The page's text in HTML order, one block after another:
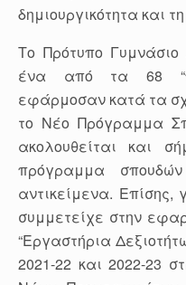
δημιουργικότητα και
Το Πρότυπο
ένα από τα 68
εφάρμοσαν κατά τα
το Νέο Πρόγραμμα
ακολουθείται και
πρόγραμμα
αντικείμενα. Επίσης,
συμμετείχε στην
“Εργαστήρια
2021-22 και 2022-23